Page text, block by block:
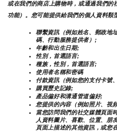
或在我們的商店上購物時，或通過我們的
功能）。您可能提供給我們的個人資料類
聯繫資訊（例如姓名、郵政地
碼、行動服務提供者）;
年齡和出生日期;
性別，首選語言;
種族，性別，首選語言;
使用者名稱和密碼
付款資訊（例如您的支付卡號
購買歷史記錄;
產品偏好和溝通管道偏好;
您提供的內容（例如照片、視
當您訪問我們的社交媒體頁面
人資料圖片、喜歡、位置、朋
頁面上描述的其他資訊，或您